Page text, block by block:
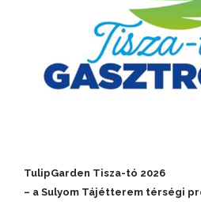
TulipGarden Tisza-tó 2026
– a Sulyom Tájétterem térségi